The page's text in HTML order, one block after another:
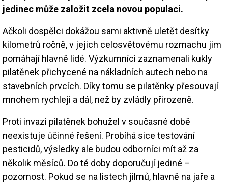
jedinec může založit zcela novou populaci.
Ačkoli dospělci dokážou sami aktivně uletět desítky
kilometrů ročně, v jejich celosvětovému rozmachu jim
pomáhají hlavně lidé. Výzkumníci zaznamenali kukly
pilatěnek přichycené na nákladních autech nebo na
stavebních prvcích. Díky tomu se pilatěnky přesouvají
mnohem rychleji a dál, než by zvládly přirozeně.
Proti invazi pilatěnek bohužel v současné době
neexistuje účinné řešení. Probíhá sice testování
pesticidů, výsledky ale budou odborníci mít až za
několik měsíců. Do té doby doporučují jediné –
pozornost. Pokud se na listech jilmů, hlavně na jaře a